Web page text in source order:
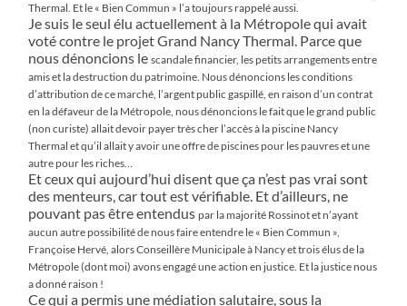
Thermal. Et le « Bien Commun » l’a toujours rappelé aussi.
Je suis le seul élu actuellement à la Métropole qui avait
voté contre le projet Grand Nancy Thermal. Parce que
nous dénoncions lescandale financier, les petits arrangements entre
amis et la destruction du patrimoine. Nous dénoncions les conditions
d’attributionde ce marché, l’argent public gaspillé, en raison d’un contrat
en la défaveur de la Métropole, nous dénoncions le fait que le grandpublic
(non curiste) allait devoir payer très cher l’accès à la piscine Nancy
Thermal et qu’il allait y avoir une offre de piscines pour lespauvres et une
autre pour les riches…
Et ceux qui aujourd’hui disent que ça n’est pas vrai sont
des menteurs, car tout est vérifiable. Et d’ailleurs, ne
pouvant pas être entenduspar la majorité Rossinot et n’ayant
aucun autre possibilité de nous faire entendre le « Bien Commun »,
Françoise Hervé, alors Conseillère Municipale à Nancy et trois élus de la
Métropole (dont moi) avons engagé une action en justice. Et la justice nous
a donné raison !
Ce qui a permis une médiation salutaire, sous la